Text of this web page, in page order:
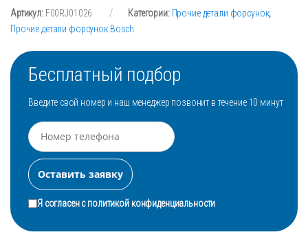
Артикул: F00RJ01026 Категории: Прочие детали форсунок,
Прочие детали форсунок Bosch
Бесплатный подбор
Введите свой номер и наш менеджер позвонит в течение 10 минут
Я согласен сполитикой конфиденциальности